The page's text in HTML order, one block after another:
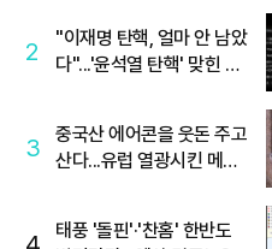
2
"이재명 탄핵, 얼마 안 남았
다"...'윤석열 탄핵' 맞힌 무
3
중국산 에어콘을 웃돈 주고
산다...유럽 열광시킨 메이
태풍 '돌핀'·'찬홈' 한반도